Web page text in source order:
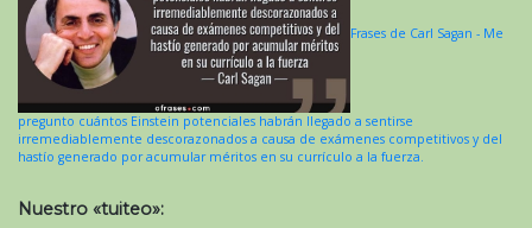
Frases de Carl Sagan - Me
pregunto cuántos Einstein potenciales habrán llegado a sentirse
irremediablemente descorazonados a causa de exámenes competitivos y del
hastío generado por acumular méritos en su currículo a la fuerza.
Nuestro «tuiteo»: